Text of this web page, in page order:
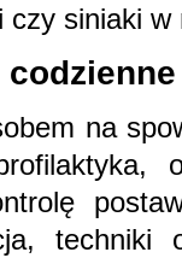
czy siniaki
na
techniki